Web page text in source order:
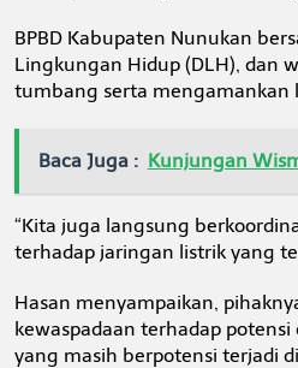
BPBD Kabupaten Nunukan
Lingkungan Hidup (DLH), dan
tumbang serta mengamankan
Baca Juga : Kunjungan
“Kita juga langsung
terhadap jaringan listrik yang
Hasan menyampaikan,
kewaspadaan terhadap
yang masih berpotensi terjadi